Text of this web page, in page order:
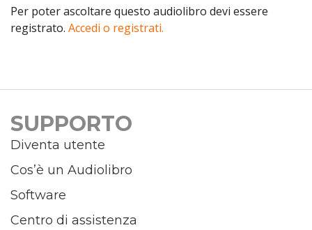
Per poter ascoltare questo audiolibro devi essere
registrato. Accedi o registrati.
SUPPORTO
Diventa utente
Cos’è un Audiolibro
Software
Centro di assistenza